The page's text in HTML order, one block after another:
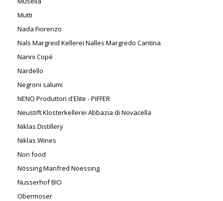
Mutti
Nada Fiorenzo
Nals Margreid Kellerei Nalles Margredo Cantina
Nanni Copé
Nardello
Negroni salumi
NENO Produttori d'Elite - PIFFER
Neustift Klosterkellerei Abbazia di Novacella
Niklas Distillery
Niklas Wines
Non food
Nössing Manfred Noessing
Nusserhof BIO
Obermoser